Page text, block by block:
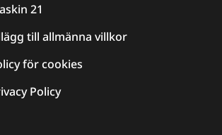
21
till allmänna villkor
för cookies
Policy